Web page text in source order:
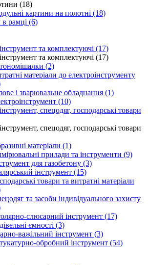
(18)
картини на полотні (18)
рамці (6)
та комплектуючі (17)
та комплектуючі (17)
(2)
матеріали до електроінструменту
і зварювальне обладнання (1)
(10)
спецодяг, господарські товари
спецодяг, господарські товари
матеріали (1)
прилади та інструменти (9)
для газобетону (3)
інструмент (15)
товари та витратні матеріали
та засоби індивідуального захисту
слюсарний інструмент (17)
ємності (3)
важільний інструмент (3)
обробний інструмент (54)